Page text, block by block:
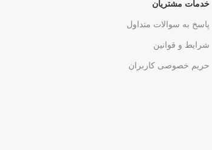
خدمات مشتریان
پاسخ به سوالات متداول
شرایط و قوانین
حریم خصوصی کاربران